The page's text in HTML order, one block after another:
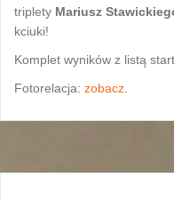
triplety Mariusz
kciuki!
Komplet wyników z listą
Fotorelacja: zobacz